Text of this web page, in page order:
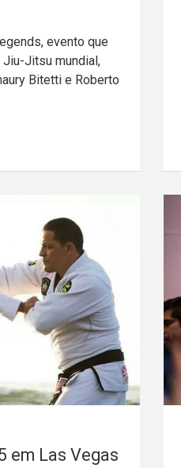
evento que
Jitsu mundial,
Bitetti e Roberto
em Las Vegas